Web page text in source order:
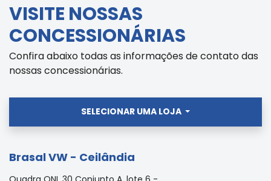
VISITE NOSSAS
CONCESSIONÁRIAS
Confira abaixo todas as informações de contato das
nossas concessionárias.
SELECIONAR UMA LOJA
Brasal VW - Ceilândia